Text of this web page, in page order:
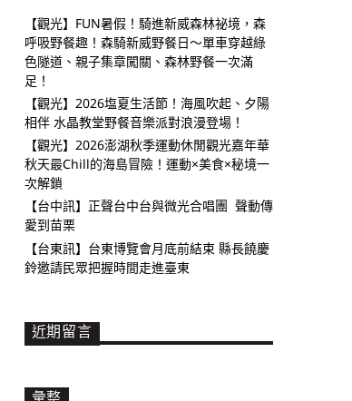
【觀光】FUN暑假！騎進新威森林祕境，森
呼吸野餐趣！森騎新威野餐日～單車穿越綠
色隧道、親子集章闖關、森林野餐一次滿
足！
【觀光】2026塩夏生活節！海風吹起、夕陽
相伴 水晶教堂野餐音樂派對浪漫登場！
【觀光】2026澎湖秋季運動休閒觀光嘉年華
秋天最Chill的海島冒險！運動×美食×秘境一
次解鎖
【台中訊】正聲台中台與微光合唱團 聲動傳
愛到苗栗
【台東訊】台東博覽會月底前結束 縣長饒慶
鈴邀請民眾把握時間走進臺東
近期留言